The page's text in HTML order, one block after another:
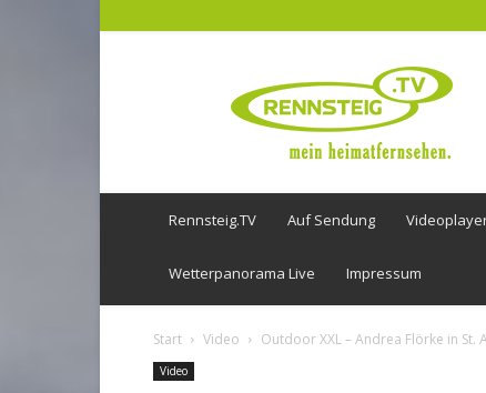
Rennsteig.TV Auf Sendung
Wetterpanorama Live Impressum
Start Video Outdoor XXL – Andrea Flörke in St.
Video